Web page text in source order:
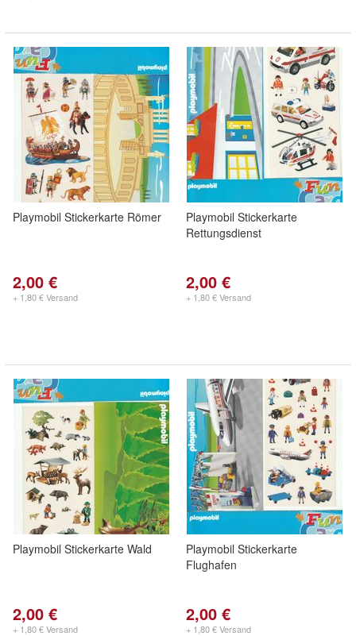
Playmobil Stickerkarte Römer
2,00 €
+ 1,80 € Versand
Playmobil Stickerkarte
Rettungsdienst
2,00 €
+ 1,80 € Versand
Playmobil Stickerkarte Wald
2,00 €
+ 1,80 € Versand
Playmobil Stickerkarte
Flughafen
2,00 €
+ 1,80 € Versand